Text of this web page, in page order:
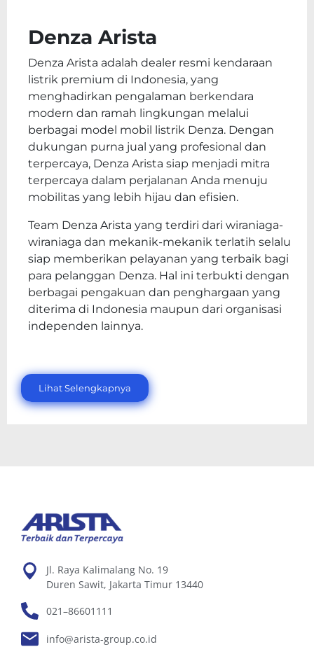
Denza Arista
Denza Arista adalah dealer resmi kendaraan
listrik premium di Indonesia, yang
menghadirkan pengalaman berkendara
modern dan ramah lingkungan melalui
berbagai model mobil listrik Denza. Dengan
dukungan purna jual yang profesional dan
terpercaya, Denza Arista siap menjadi mitra
terpercaya dalam perjalanan Anda menuju
mobilitas yang lebih hijau dan efisien.
Team Denza Arista yang terdiri dari wiraniaga-
wiraniaga dan mekanik-mekanik terlatih selalu
siap memberikan pelayanan yang terbaik bagi
para pelanggan Denza. Hal ini terbukti dengan
berbagai pengakuan dan penghargaan yang
diterima di Indonesia maupun dari organisasi
independen lainnya.
Lihat Selengkapnya
Jl. Raya Kalimalang No. 19
Duren Sawit, Jakarta Timur 13440
021–86601111
info@arista-group.co.id